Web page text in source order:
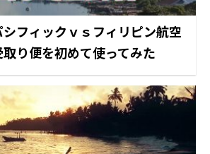
シフィックｖｓフィリピン航空
取り便を初めて使ってみた